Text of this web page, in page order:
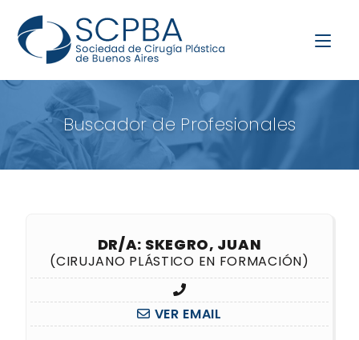
Buscador de Profesionales
DR/A: SKEGRO, JUAN
(CIRUJANO PLÁSTICO EN FORMACIÓN)
VER EMAIL